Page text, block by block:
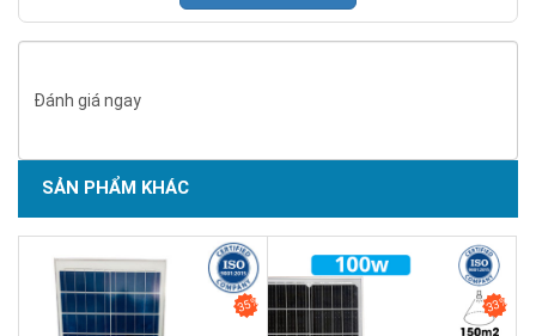
Tiêu chuẩn chống nước IP67
Khả năng chống nước, chống bụi, chống mưa bão mạnh mẽ.
SẢN PHẨM CHẤT LƯỢNG - DỊCH VỤ TIN DÙNG LẦN VII - 2020
Đánh giá ngay
SẢN PHẨM KHÁC
35% 33%